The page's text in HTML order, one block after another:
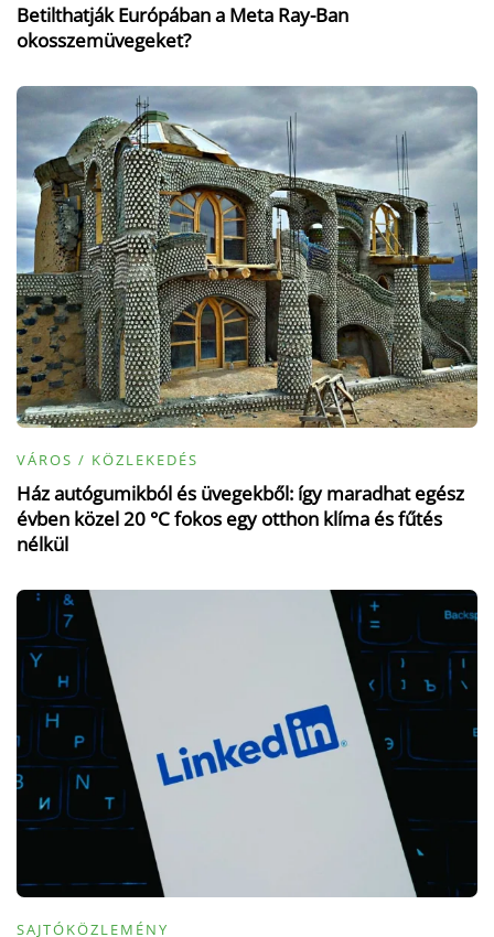
Betilthatják Európában a Meta Ray-Ban
okosszemüvegeket?
VÁROS / KÖZLEKEDÉS
Ház autógumikból és üvegekből: így maradhat egész
évben közel 20 °C fokos egy otthon klíma és fűtés
nélkül
SAJTÓKÖZLEMÉNY